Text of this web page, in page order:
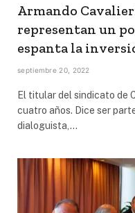
Armando
representan un
espanta la
septiembre 20, 2022
El titular del sindicato de
cuatro años. Dice ser
dialoguista,…